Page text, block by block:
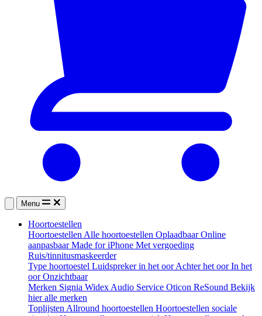
Menu
Hoortoestellen
HoortoestellenAlle hoortoestellen OplaadbaarOnline
aanpasbaarMade for iPhone Met vergoeding
Ruis/tinnitusmaskeerder
Type hoortoestel Luidspreker in het oorAchter het oorIn het
oorOnzichtbaar
Merken Signia WidexAudio Service Oticon ReSound Bekijk
hier alle merken
ToplijstenAllround hoortoestellen Hoortoestellen sociale